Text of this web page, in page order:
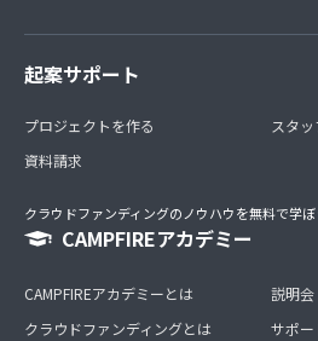
起案サポート
プロジェクトを作る
資料請求
スタ
クラウドファンディングのノウハウを無料で学ぼ
CAMPFIREアカデミー
CAMPFIREアカデミーとは
クラウドファンディングとは
説明
サポー